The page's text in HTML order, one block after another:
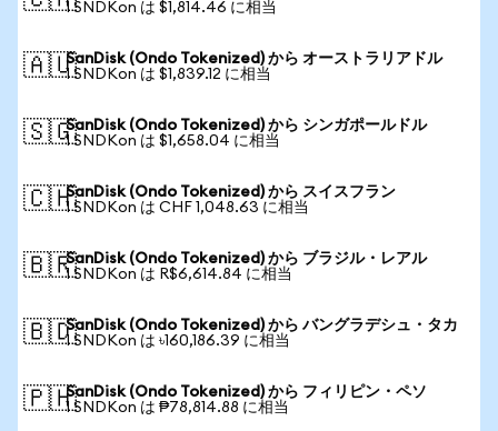
1 SNDKon は $1,814.46 に相当
🇦🇺SanDisk (Ondo Tokenized) から オーストラリアドル
1 SNDKon は $1,839.12 に相当
🇸🇬SanDisk (Ondo Tokenized) から シンガポールドル
1 SNDKon は $1,658.04 に相当
🇨🇭SanDisk (Ondo Tokenized) から スイスフラン
1 SNDKon は CHF 1,048.63 に相当
🇧🇷SanDisk (Ondo Tokenized) から ブラジル・レアル
1 SNDKon は R$6,614.84 に相当
🇧🇩SanDisk (Ondo Tokenized) から バングラデシュ・タカ
1 SNDKon は ৳160,186.39 に相当
🇵🇭SanDisk (Ondo Tokenized) から フィリピン・ペソ
1 SNDKon は ₱78,814.88 に相当